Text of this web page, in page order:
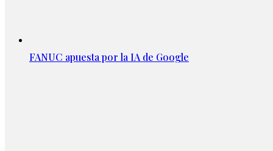
FANUC apuesta por la IA de Google